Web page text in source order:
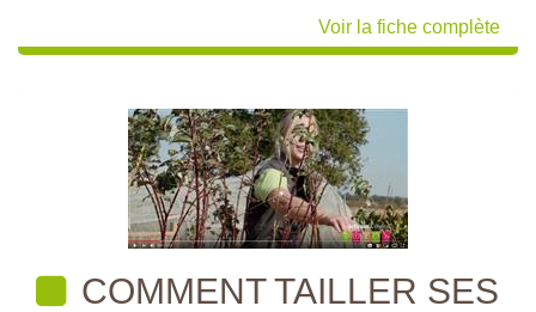
Voir la fiche complète
COMMENT TAILLER SES